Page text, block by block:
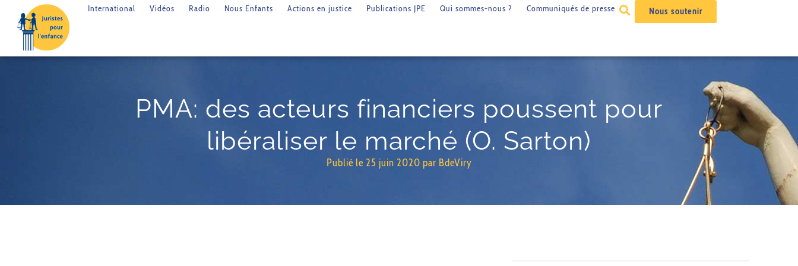
International Vidéos Radio Nous Enfants Actions en justice Publications JPE Qui sommes-nous ? Communiqués de presse Nous soutenir
PMA: des acteurs financiers poussent pour
libéraliser le marché (O. Sarton)
Publié le 25 juin 2020 par BdeViry